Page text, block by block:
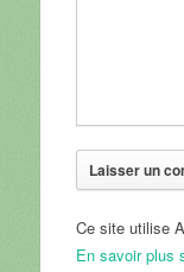
Ce site utilise
En savoir plus